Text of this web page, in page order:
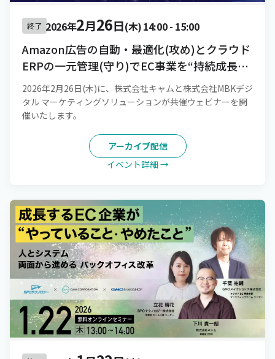
終了 2026年2月26日(木)14:00- 15:00
Amazon広告の自動・最適化(攻め)とクラウド
ERPの一元管理(守り)でEC事業を“持続成長さ
せる”仕組みづくりを実現！[録画配信]
2026年2月26日(木)に、株式会社キャムと株式会社MBKデジ
タル マーケティングソリューションが共催ウェビナーを開
催いたします。
アーカイブ配信
イベント詳細 →